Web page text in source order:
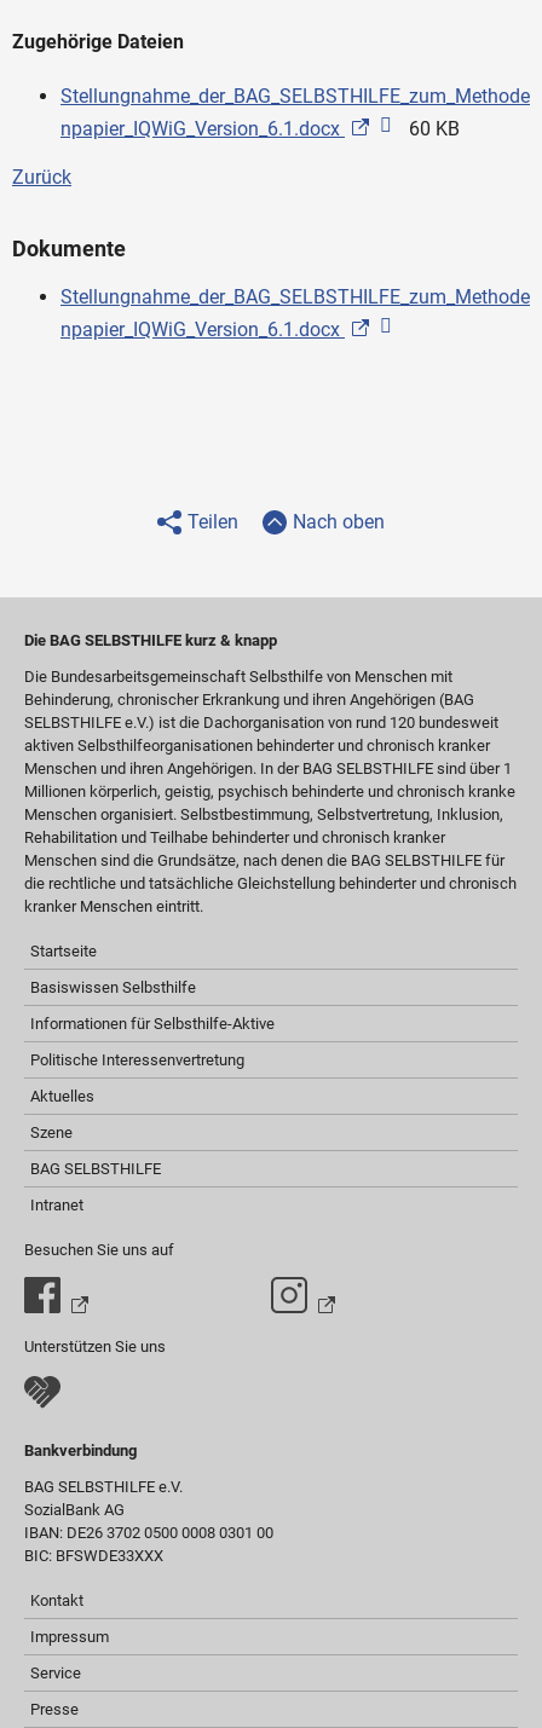
Zugehörige Dateien
Stellungnahme_der_BAG_SELBSTHILFE_zum_Methode
npapier_IQWiG_Version_6.1.docx
60 KB
Zurück
Dokumente
Stellungnahme_der_BAG_SELBSTHILFE_zum_Methode
npapier_IQWiG_Version_6.1.docx
Teilen Nach oben
Die BAG SELBSTHILFE kurz & knapp
Die Bundesarbeitsgemeinschaft Selbsthilfe von Menschen mit
Behinderung, chronischer Erkrankung und ihren Angehörigen (BAG
SELBSTHILFE e.V.) ist die Dachorganisation von rund 120 bundesweit
aktiven Selbsthilfeorganisationen behinderter und chronisch kranker
Menschen und ihren Angehörigen. In der BAG SELBSTHILFE sind über 1
Millionen körperlich, geistig, psychisch behinderte und chronisch kranke
Menschen organisiert. Selbstbestimmung, Selbstvertretung, Inklusion,
Rehabilitation und Teilhabe behinderter und chronisch kranker
Menschen sind die Grundsätze, nach denen die BAG SELBSTHILFE für
die rechtliche und tatsächliche Gleichstellung behinderter und chronisch
kranker Menschen eintritt.
Startseite
Basiswissen Selbsthilfe
Informationen für Selbsthilfe-Aktive
Politische Interessenvertretung
Aktuelles
Szene
BAG SELBSTHILFE
Intranet
Besuchen Sie uns auf
Unterstützen Sie uns
Bankverbindung
BAG SELBSTHILFE e.V.
SozialBank AG
IBAN: DE26 3702 0500 0008 0301 00
BIC: BFSWDE33XXX
Kontakt
Impressum
Service
Presse